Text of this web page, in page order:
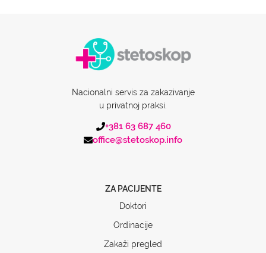
Nacionalni servis za zakazivanje
u privatnoj praksi.
+381 63 687 460
office@stetoskop.info
ZA PACIJENTE
Doktori
Ordinacije
Zakaži pregled